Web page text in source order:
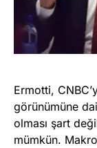
Ermotti,
görünümüne
olması şart
mümkün.